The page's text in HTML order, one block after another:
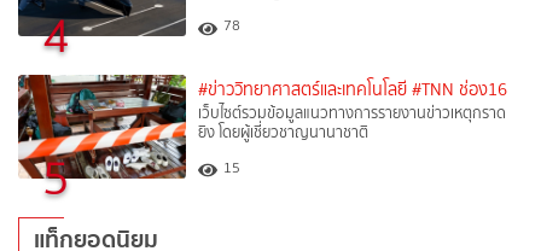
4 78
5
#ข่าววิทยาศาสตร์และเทคโนโลยี #TNN ช่อง16
เว็บไซต์รวมข้อมูลแนวทางการรายงานข่าวเหตุกราด
ยิง โดยผู้เชี่ยวชาญนานาชาติ
15
แท็กยอดนิยม